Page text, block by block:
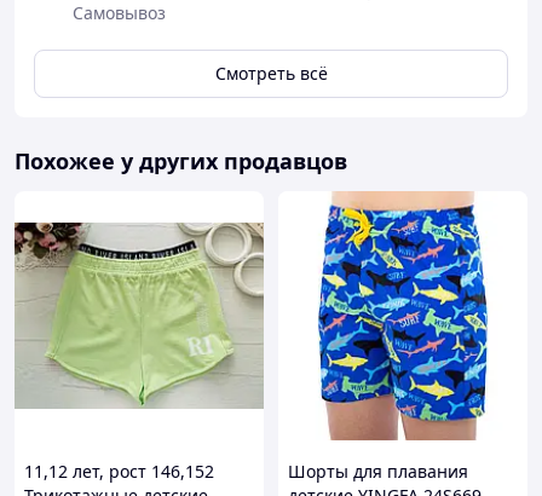
☝ Чтобы правильно подобрать размер, при заказе
- Полная оплата на расчетной счет (по
реквизитам)
- Пром-оплата
- После платья - с предварительной платой 200
📦 🚐 ДОСТАВКА 🚐:
Нова пошта
Укрпошта
Самовывоз
Смотреть всё
Похожее у других продавцов
11,12 лет, рост 146,152
Шорты для плавания